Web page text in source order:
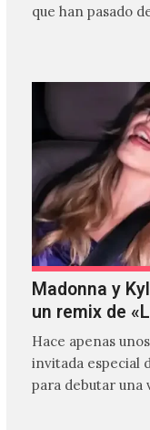
que han pasado
Madonna y
un remix de
Hace apenas
invitada especial
para debutar una